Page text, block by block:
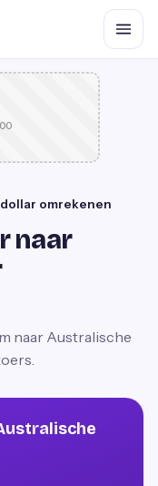
omrekenen
naar
naar Australische